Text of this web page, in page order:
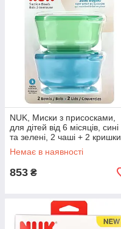
NUK, Миски з присосками,
для дітей від 6 місяців, сині
та зелені, 2 чаші + 2 кришки
оригінал
Немає в наявності
853 ₴